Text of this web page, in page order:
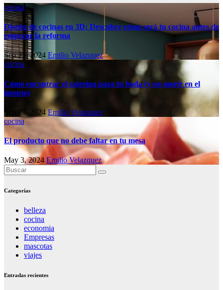
cocina
Diseño de cocinas en 3D: Descubre cómo será tu cocina antes de
empezar la reforma
Sep 25, 2024 Emilio Velazquez
cocina
Cómo encontrar el catering para tu boda (y no morir en el
intento)
Sep 19, 2024Emilio Velazquez
cocina
El producto que no debe faltar en tu mesa
May 3, 2024 Emilio Velazquez
Categorías
belleza
cocina
economia
Empresas
mascotas
viajes
Entradas recientes